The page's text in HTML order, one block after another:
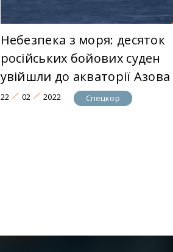
Небезпека з моря: десяток
російських бойових суден
увійшли до акваторії Азова
22 02 2022 Спецкор